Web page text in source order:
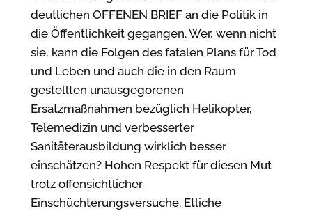
deutlichen OFFENEN BRIEF an die Politik in
die Öffentlichkeit gegangen. Wer, wenn nicht
sie, kann die Folgen des fatalen Plans für Tod
und Leben und auch die in den Raum
gestellten unausgegorenen
Ersatzmaßnahmen bezüglich Helikopter,
Telemedizin und verbesserter
Sanitäterausbildung wirklich besser
einschätzen? Hohen Respekt für diesen Mut
trotz offensichtlicher
Einschüchterungsversuche. Etliche